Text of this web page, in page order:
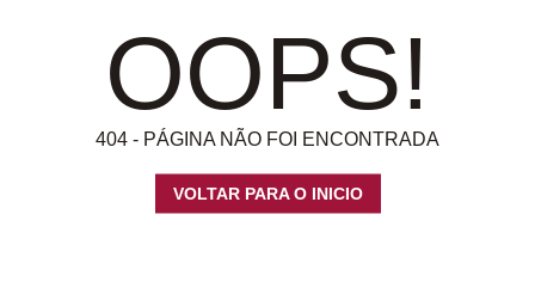
OOPS!
404 - PÁGINA NÃO FOI ENCONTRADA
VOLTAR PARA O INICIO